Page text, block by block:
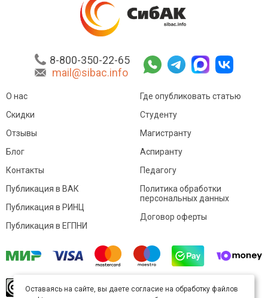
8-800-350-22-65
mail@sibac.info
О нас
Скидки
Отзывы
Блог
Контакты
Где опубликовать статью
Студенту
Магистранту
Аспиранту
Педагогу
Публикация в ВАК
Публикация в РИНЦ
Публикация в ЕГПНИ
Политика обработки
персональных данных
Договор оферты
произведение доступно полицензии Creative
Оставаясь на сайте, вы даете согласие на обработку файлов